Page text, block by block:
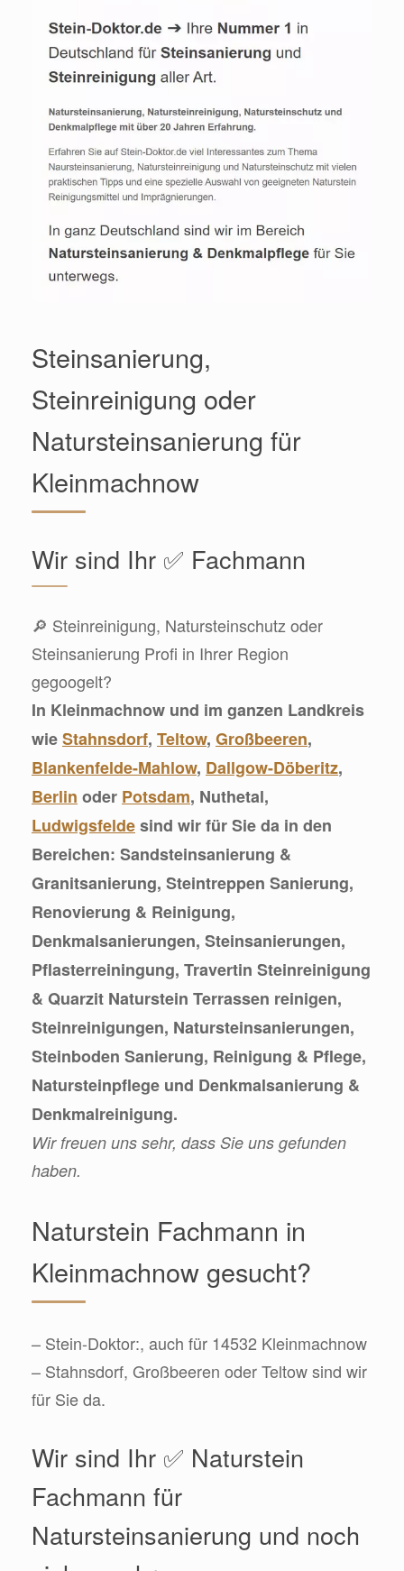
Steinsanierung,
Steinreinigung oder
Natursteinsanierung für
Kleinmachnow
Wir sind Ihr ✅ Fachmann
🔎 Steinreinigung, Natursteinschutz oder
Steinsanierung Profi in Ihrer Region
gegoogelt?
In Kleinmachnow und im ganzen Landkreis
wieStahnsdorf, Teltow, Großbeeren,
Blankenfelde-Mahlow, Dallgow-Döberitz,
Berlin oder Potsdam, Nuthetal,
Ludwigsfeldesind wir für Sie da in den
Bereichen: Sandsteinsanierung &
Granitsanierung, Steintreppen Sanierung,
Renovierung & Reinigung,
Denkmalsanierungen, Steinsanierungen,
Pflasterreiningung, Travertin Steinreinigung
& Quarzit Naturstein Terrassen reinigen,
Steinreinigungen, Natursteinsanierungen,
Steinboden Sanierung, Reinigung & Pflege,
Natursteinpflege und Denkmalsanierung &
Denkmalreinigung.
Wir freuen uns sehr, dass Sie uns gefunden
haben.
Naturstein Fachmann in
Kleinmachnow gesucht?
– Stein-Doktor:, auch für 14532 Kleinmachnow
– Stahnsdorf, Großbeeren oder Teltow sind wir
für Sie da.
Wir sind Ihr ✅ Naturstein
Fachmann für
Natursteinsanierung und noch